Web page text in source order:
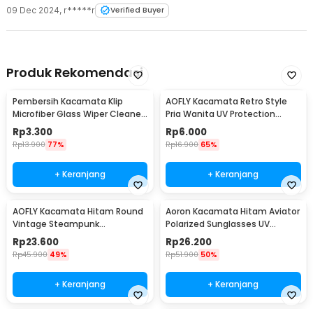
09 Dec 2024, r*****r Verified Buyer
Produk Rekomendasi
Pembersih Kacamata Klip
Microfiber Glass Wiper Cleaner
Multifunction - TVA45
Rp3.300
Rp13.900 77%
+ Keranjang
AOFLY Kacamata Retro Style
Pria Wanita UV Protection
Sunglassses - 1125
Rp6.000
Rp16.900 65%
+ Keranjang
AOFLY Kacamata Hitam Round
Vintage Steampunk
Sunglasses
Rp23.600
Rp45.900 49%
+ Keranjang
Aoron Kacamata Hitam Aviator
Polarized Sunglasses UV
Protection - RB2132
Rp26.200
Rp51.900 50%
+ Keranjang